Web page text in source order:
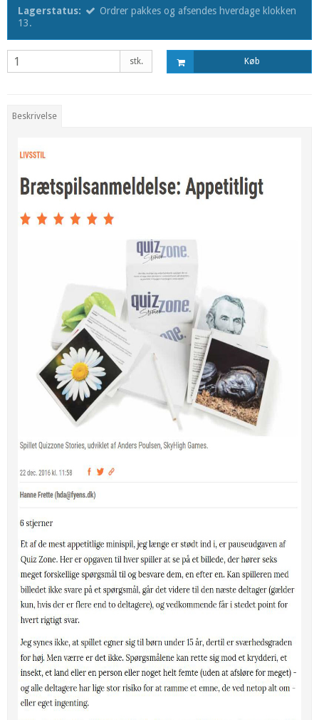
Lagerstatus:
Ordrer pakkes og afsendes hverdage klokken
13.
stk. Køb
Beskrivelse